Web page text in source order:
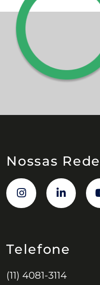
Nossas
Telefone
(11) 4081-3114